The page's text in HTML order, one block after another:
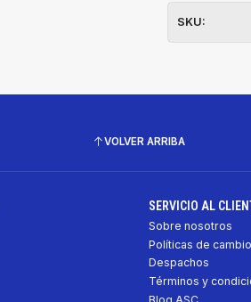
SKU:
VOLVER ARRIBA
SERVICIO AL
Sobre nosotros
Políticas de
Despachos
Términos y